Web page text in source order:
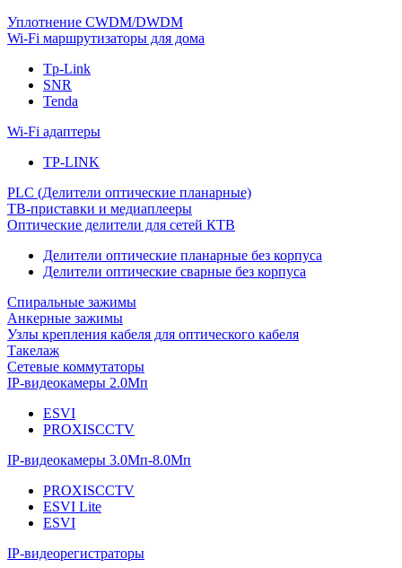
Уплотнение CWDM/DWDM
Wi-Fi маршрутизаторы для дома
Tp-Link
SNR
Tenda
Wi-Fi адаптеры
TP-LINK
PLC (Делители оптические планарные)
ТВ-приставки и медиаплееры
Оптические делители для сетей КТВ
Делители оптические планарные без корпуса
Делители оптические сварные без корпуса
Спиральные зажимы
Анкерные зажимы
Узлы крепления кабеля для оптического кабеля
Такелаж
Сетевые коммутаторы
IP-видеокамеры 2.0Мп
ESVI
PROXISCCTV
IP-видеокамеры 3.0Мп-8.0Мп
PROXISCCTV
ESVI Lite
ESVI
IP-видеорегистраторы